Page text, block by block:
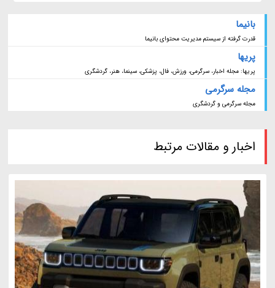
بانیما
قدرت گرفته از سیستم مدیریت محتوای بانیما
پریها
پریها: مجله اخبار، سرگرمی، ورزش، فال، پزشکی، سینما، هنر، گردشگری
مجله سرگرمی
مجله سرگرمی و گردشگری
اخبار و مقالات مرتبط